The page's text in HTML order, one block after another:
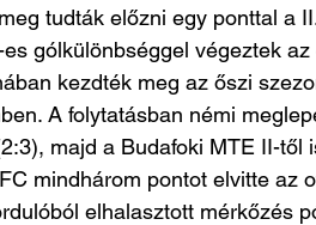
tudták előzni egy ponttal a
gólkülönbséggel végeztek az
kezdték meg az őszi
A folytatásban némi
majd a Budafoki MTE II-től
mindhárom pontot elvitte az
elhalasztott mérkőzés